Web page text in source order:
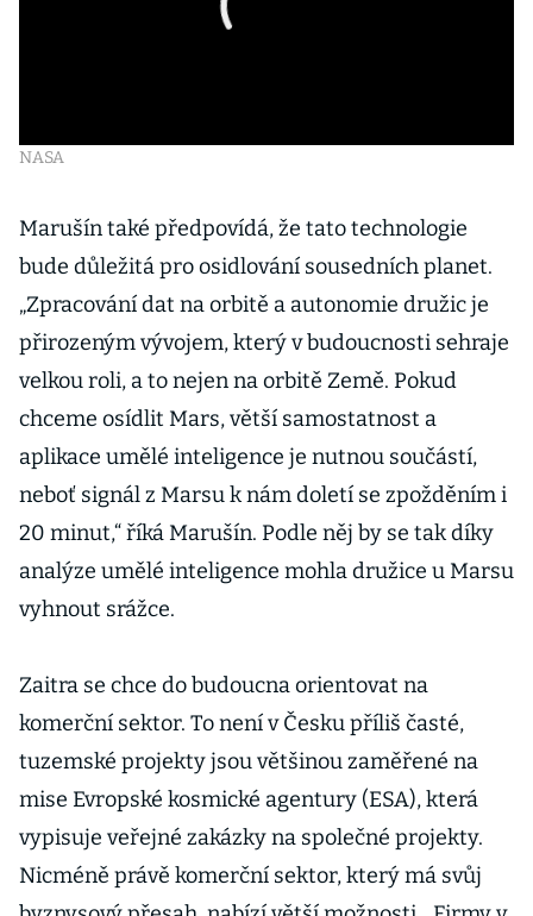
NASA
Marušín také předpovídá, že tato technologie
bude důležitá pro osidlování sousedních planet.
„Zpracování dat na orbitě a autonomie družic je
přirozeným vývojem, který v budoucnosti sehraje
velkou roli, a to nejen na orbitě Země. Pokud
chceme osídlit Mars, větší samostatnost a
aplikace umělé inteligence je nutnou součástí,
neboť signál z Marsu k nám doletí se zpožděním i
20 minut,“ říká Marušín. Podle něj by se tak díky
analýze umělé inteligence mohla družice u Marsu
vyhnout srážce.
Zaitra se chce do budoucna orientovat na
komerční sektor. To není v Česku příliš časté,
tuzemské projekty jsou většinou zaměřené na
mise Evropské kosmické agentury (ESA), která
vypisuje veřejné zakázky na společné projekty.
Nicméně právě komerční sektor, který má svůj